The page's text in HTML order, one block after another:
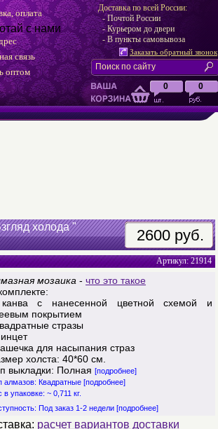
оплата
с нами
связь
оптом
Доставка по всей России:
- Почтой России
- Курьером до двери
- В пункты самовывоза
Заказать обратный звонок
0 0
холода " 2600 руб.
Артикул: 21914
мозаика - что это такое
с нанесенной цветной схемой и
покрытием
стразы
для насыпания страз
холста: 40*60 см.
выкладки: Полная [подробнее]
алмазов: Квадратные [подробнее]
в упаковке: ~ 0,711 кг.
Под заказ 1-2 недели [подробнее]
расчет вариантов доставки